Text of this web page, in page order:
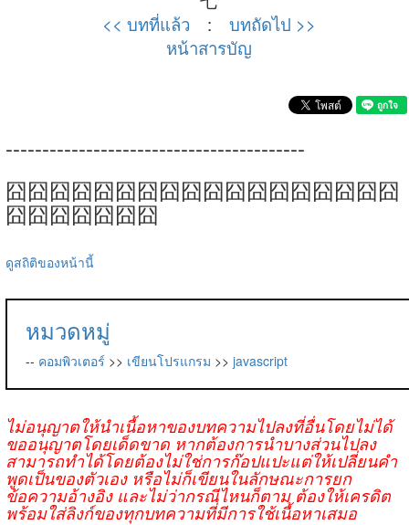
<< บทที่แล้ว : บทถัดไป >>
หน้าสารบัญ
-----------------------------------------
囧囧囧囧囧囧囧囧囧囧囧囧囧囧囧囧囧囧
囧囧囧囧囧囧囧
ดูสถิติของหน้านี้
หมวดหมู่
-- คอมพิวเตอร์ >> เขียนโปรแกรม >> javascript
ไม่อนุญาตให้นำเนื้อหาของบทความไปลงที่อื่นโดยไม่ได้
ขออนุญาตโดยเด็ดขาด หากต้องการนำบางส่วนไปลง
สามารถทำได้โดยต้องไม่ใช่การก๊อปแปะแต่ให้เปลี่ยนคำ
พูดเป็นของตัวเอง หรือไม่ก็เขียนในลักษณะการยก
ข้อความอ้างอิง และไม่ว่ากรณีไหนก็ตาม ต้องให้เครดิต
พร้อมใส่ลิงก์ของทุกบทความที่มีการใช้เนื้อหาเสมอ